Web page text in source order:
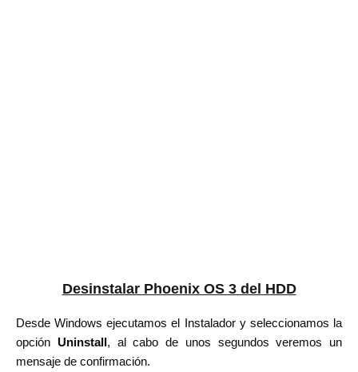
Desinstalar Phoenix OS 3 del HDD
Desde Windows ejecutamos el Instalador y seleccionamos la
opción Uninstall , al cabo de unos segundos veremos un
mensaje de confirmación.